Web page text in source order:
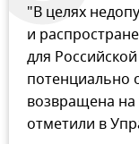
"В целях
и
для
потенциально
возвращена
отметили в